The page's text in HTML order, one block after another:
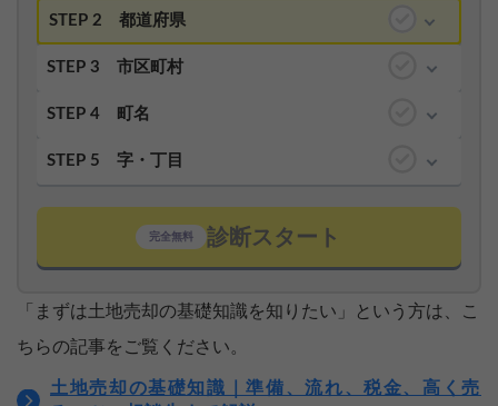
STEP 2 都道府県
STEP 3 市区町村
STEP 4 町名
STEP 5 字・丁目
完全無料 診断スタート
「まずは土地売却の基礎知識を知りたい」という方は、こ
ちらの記事をご覧ください。
土地売却の基礎知識｜準備、流れ、税金、高く売